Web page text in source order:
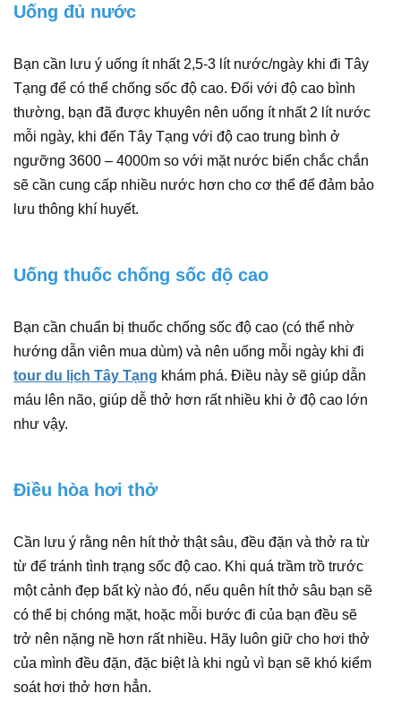
Uống đủ nước
Bạn cần lưu ý uống ít nhất 2,5-3 lít nước/ngày khi đi Tây
Tạng để có thể chống sốc độ cao. Đối với độ cao bình
thường, bạn đã được khuyên nên uống ít nhất 2 lít nước
mỗi ngày, khi đến Tây Tạng với độ cao trung bình ở
ngưỡng 3600 – 4000m so với mặt nước biển chắc chắn
sẽ cần cung cấp nhiều nước hơn cho cơ thể để đảm bảo
lưu thông khí huyết.
Uống thuốc chống sốc độ cao
Bạn cần chuẩn bị thuốc chống sốc độ cao (có thể nhờ
hướng dẫn viên mua dùm) và nên uống mỗi ngày khi đi
tour du lịch Tây Tạng khám phá. Điều này sẽ giúp dẫn
máu lên não, giúp dễ thở hơn rất nhiều khi ở độ cao lớn
như vậy.
Điều hòa hơi thở
Cần lưu ý rằng nên hít thở thật sâu, đều đặn và thở ra từ
từ để tránh tình trạng sốc độ cao. Khi quá trầm trồ trước
một cảnh đẹp bất kỳ nào đó, nếu quên hít thở sâu bạn sẽ
có thể bị chóng mặt, hoặc mỗi bước đi của bạn đều sẽ
trở nên nặng nề hơn rất nhiều. Hãy luôn giữ cho hơi thở
của mình đều đặn, đặc biệt là khi ngủ vì bạn sẽ khó kiểm
soát hơi thở hơn hẳn.